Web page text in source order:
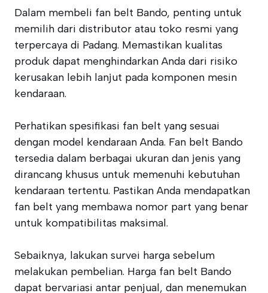
Dalam membeli fan belt Bando, penting untuk
memilih dari distributor atau toko resmi yang
terpercaya di Padang. Memastikan kualitas
produk dapat menghindarkan Anda dari risiko
kerusakan lebih lanjut pada komponen mesin
kendaraan.
Perhatikan spesifikasi fan belt yang sesuai
dengan model kendaraan Anda. Fan belt Bando
tersedia dalam berbagai ukuran dan jenis yang
dirancang khusus untuk memenuhi kebutuhan
kendaraan tertentu. Pastikan Anda mendapatkan
fan belt yang membawa nomor part yang benar
untuk kompatibilitas maksimal.
Sebaiknya, lakukan survei harga sebelum
melakukan pembelian. Harga fan belt Bando
dapat bervariasi antar penjual, dan menemukan